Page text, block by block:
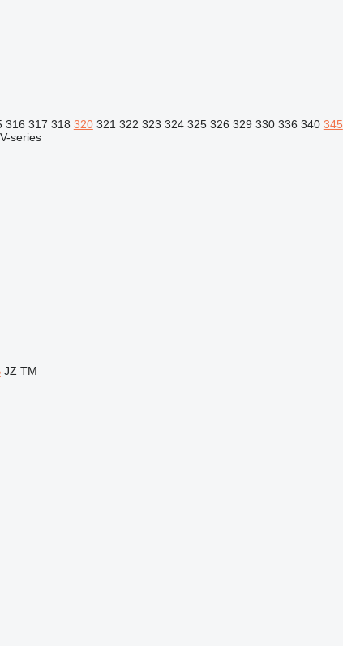
316 317 318 320 321 322 323 324 325 326 329 330 336 340 345
V-series
JZ TM